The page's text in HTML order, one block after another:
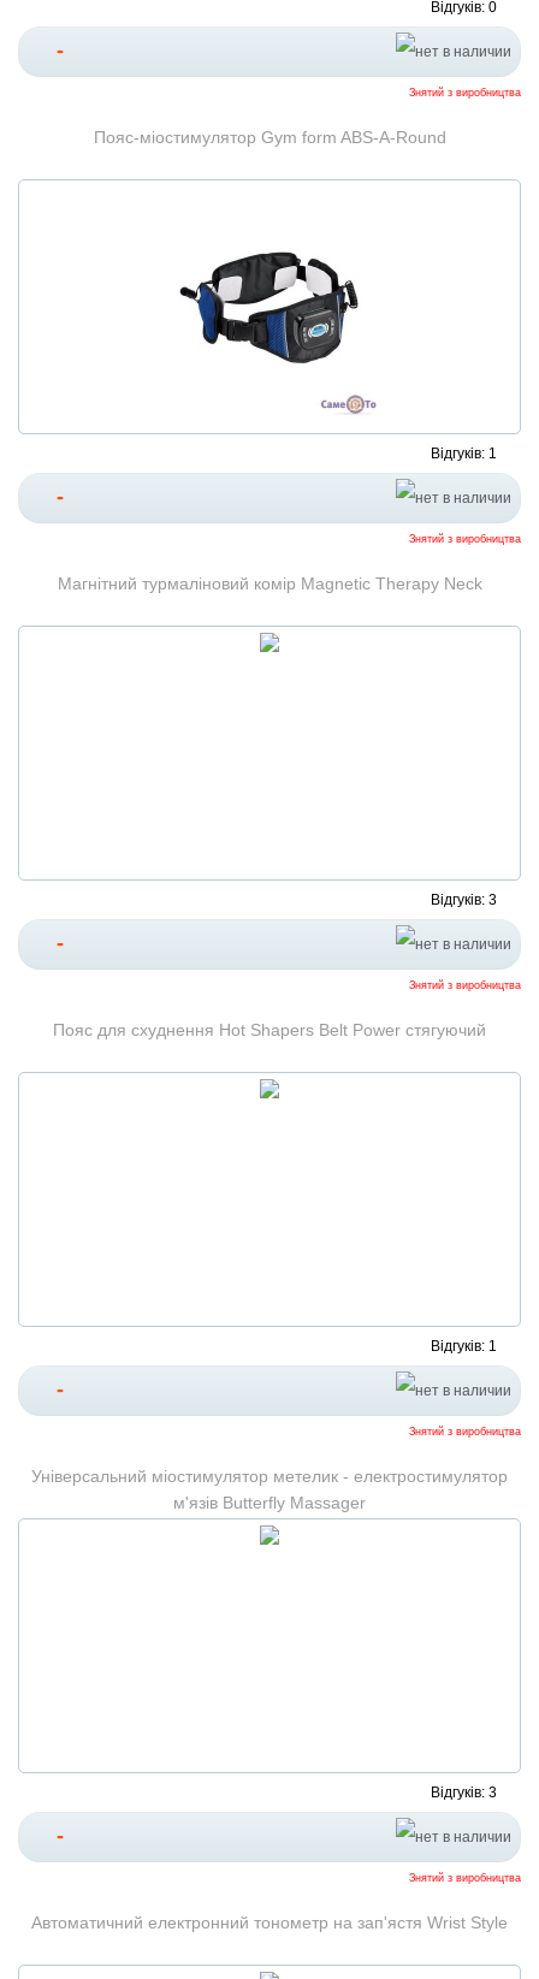
Відгуків: 0
-
Знятий з виробництва
Пояс-міостимулятор Gym form ABS-A-Round
Відгуків: 1
-
Знятий з виробництва
Магнітний турмаліновий комір Magnetic Therapy Neck
Відгуків: 3
-
Знятий з виробництва
Пояс для схуднення Hot Shapers Belt Power стягуючий
Відгуків: 1
-
Знятий з виробництва
Універсальний міостимулятор метелик - електростимулятор
м'язів Butterfly Massager
Відгуків: 3
-
Знятий з виробництва
Автоматичний електронний тонометр на зап'ястя Wrist Style